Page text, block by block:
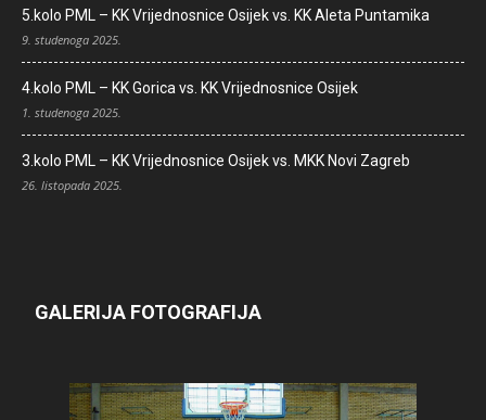
5.kolo PML – KK Vrijednosnice Osijek vs. KK Aleta Puntamika
9. studenoga 2025.
4.kolo PML – KK Gorica vs. KK Vrijednosnice Osijek
1. studenoga 2025.
3.kolo PML – KK Vrijednosnice Osijek vs. MKK Novi Zagreb
26. listopada 2025.
GALERIJA FOTOGRAFIJA